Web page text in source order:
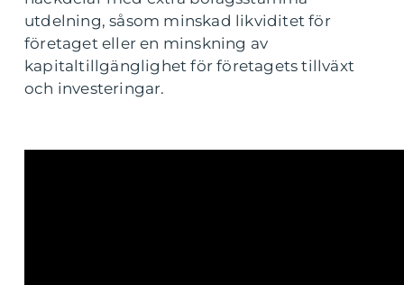
utdelning, såsom minskad likviditet för
företaget eller en minskning av
kapitaltillgänglighet för företagets tillväxt
och investeringar.